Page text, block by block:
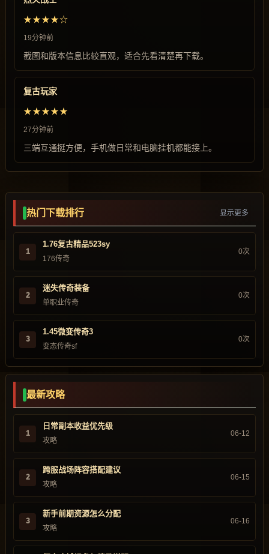
★★★★☆
19分钟前
截图和版本信息比较直观，适合先看清楚再下载。
复古玩家
★★★★★
27分钟前
三端互通挺方便，手机做日常和电脑挂机都能接上。
热门下载排行 显示更多
1
1.76复古精品523sy
176传奇
0次
2
迷失传奇装备
单职业传奇
0次
3
1.45微变传奇3
变态传奇sf
0次
最新攻略
1
日常副本收益优先级
攻略
06-12
2
跨服战场阵容搭配建议
攻略
06-15
3
新手前期资源怎么分配
攻略
06-16